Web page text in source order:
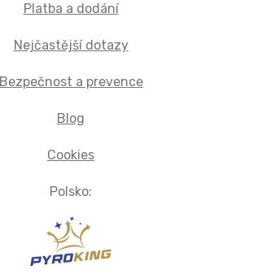
Platba a dodání
Nejčastější dotazy
Bezpečnost a prevence
Blog
Cookies
Polsko: